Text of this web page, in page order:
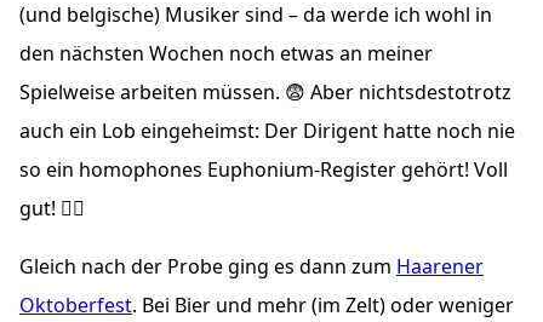
(und belgische) Musiker sind – da werde ich wohl in
den nächsten Wochen noch etwas an meiner
Spielweise arbeiten müssen. 😨 Aber nichtsdestotrotz
auch ein Lob eingeheimst: Der Dirigent hatte noch nie
so ein homophones Euphonium-Register gehört! Voll
gut! ✌🏼
Gleich nach der Probe ging es dann zum Haarener
Oktoberfest. Bei Bier und mehr (im Zelt) oder weniger